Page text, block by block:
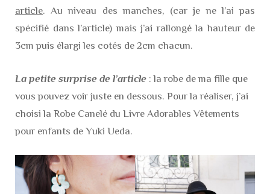
article. Au niveau des manches, (car je ne l’ai pas
spécifié dans l’article) mais j’ai rallongé la hauteur de
3cm puis élargi les cotés de 2cm chacun.
La petite surprise de l’article : la robe de ma fille que
vous pouvez voir juste en dessous. Pour la réaliser, j’ai
choisi la Robe Canelé du Livre Adorables Vêtements
pour enfants de Yuki Ueda.